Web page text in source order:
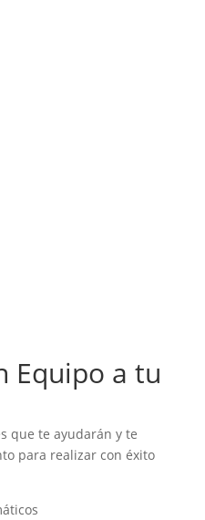
Equipo a tu
que te ayudarán y te
para realizar con éxito